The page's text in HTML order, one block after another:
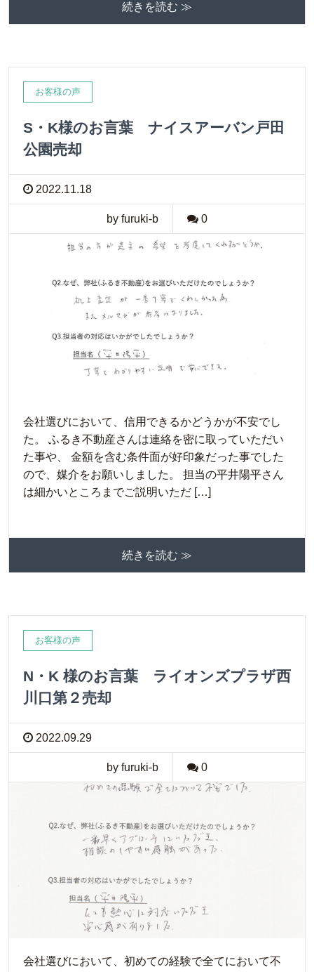
続きを読む ≫
お客様の声
S・K様のお言葉 ナイスアーバン戸田
公園売却
2022.11.18
by furuki-b 0
会社選びにおいて、信用できるかどうかが不安でし
た。 ふるき不動産さんは連絡を密に取っていただい
た事や、 金額を含む条件面が好印象だった事でした
ので、媒介をお願いしました。 担当の平井陽平さん
は細かいところまでご説明いただ […]
続きを読む ≫
お客様の声
N・K 様のお言葉 ライオンズプラザ西
川口第２売却
2022.09.29
by furuki-b 0
会社選びにおいて、初めての経験で全てにおいて不